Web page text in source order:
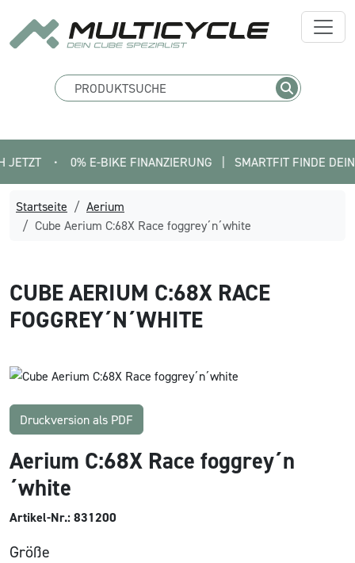
• 0% E-BIKE FINANZIERUNG   |   SMARTFIT FINDE DEIN
Startseite
Aerium
Cube Aerium C:68X Race foggrey´n´white
CUBEAERIUM C:68X RACE
FOGGREY´N´WHITE
Druckversion als PDF
Aerium C:68X Race foggrey´n
´white
Artikel-Nr.: 831200
Größe